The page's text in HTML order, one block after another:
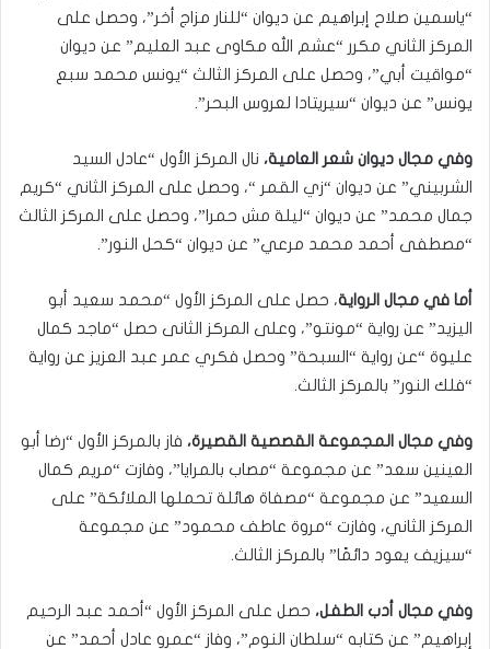
“ياسمين صلاح إبراهيم عن ديوان “للنار مزاج أخر”، وحصل على
المركز الثاني مكرر “عشم الله مكاوى عبد العليم” عن ديوان
“مواقيت أبي”، وحصل على المركز الثالث “يونس محمد سبع
يونس” عن ديوان “سيريتادا لعروس البحر”.
وفي مجال ديوان شعر العامية، نال المركز الأول “عادل السيد
الشربيني” عن ديوان “زي القمر “، وحصل على المركز الثاني “كريم
جمال محمد” عن ديوان “ليلة مش حمرا”، وحصل على المركز الثالث
“مصطفى أحمد محمد مرعي” عن ديوان “كحل النور”.
أما في مجال الرواية، حصل على المركز الأول “محمد سعيد أبو
اليزيد” عن رواية “مونتو”، وعلى المركز الثانى حصل “ماجد كمال
عليوة “عن رواية “السبحة” وحصل فكري عمر عبد العزيز عن رواية
“فلك النور” بالمركز الثالث.
وفي مجال المجموعة القصصية القصيرة، فاز بالمركز الأول “رضا أبو
العينين سعد” عن مجموعة “مصاب بالمرايا”، وفازت “مريم كمال
السعيد” عن مجموعة “مصفاة هائلة تحملها الملائكة” على
المركز الثاني، وفازت “مروة عاطف محمود” عن مجموعة
“سيزيف يعود دائمًا” بالمركز الثالث.
وفي مجال أدب الطفل، حصل على المركز الأول “أحمد عبد الرحيم
إبراهيم” عن كتابه “سلطان النوم”، وفاز “عمرو عادل أحمد” عن